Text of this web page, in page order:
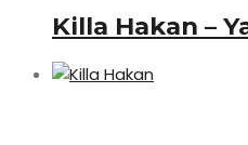
Killa Hakan –